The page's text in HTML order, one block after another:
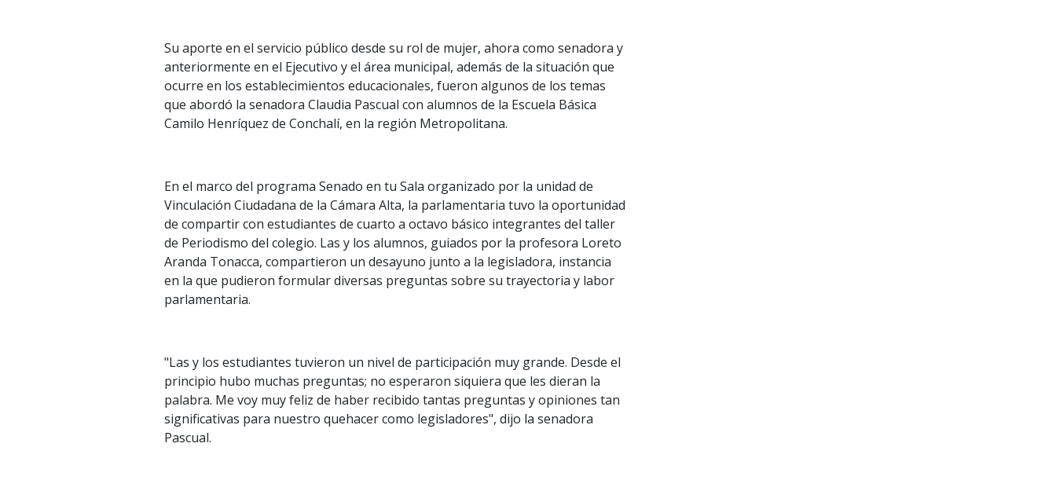
Su aporte en el servicio público desde su rol de mujer, ahora como senadora y
anteriormente en el Ejecutivo y el área municipal, además de la situación que
ocurre en los establecimientos educacionales, fueron algunos de los temas
que abordó la senadora Claudia Pascual con alumnos de la Escuela Básica
Camilo Henríquez de Conchalí, en la región Metropolitana.
En el marco del programa Senado en tu Sala organizado por la unidad de
Vinculación Ciudadana de la Cámara Alta, la parlamentaria tuvo la oportunidad
de compartir con estudiantes de cuarto a octavo básico integrantes del taller
de Periodismo del colegio. Las y los alumnos, guiados por la profesora Loreto
Aranda Tonacca, compartieron un desayuno junto a la legisladora, instancia
en la que pudieron formular diversas preguntas sobre su trayectoria y labor
parlamentaria.
"Las y los estudiantes tuvieron un nivel de participación muy grande. Desde el
principio hubo muchas preguntas; no esperaron siquiera que les dieran la
palabra. Me voy muy feliz de haber recibido tantas preguntas y opiniones tan
significativas para nuestro quehacer como legisladores", dijo la senadora
Pascual.